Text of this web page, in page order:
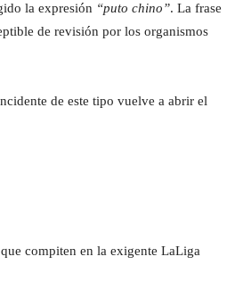
la expresión “puto chino”. La frase
de revisión por los organismos
de este tipo vuelve a abrir el
compiten en la exigente LaLiga